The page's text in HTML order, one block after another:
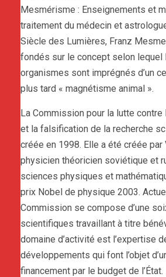
Mesmérisme : Enseignements et
traitement du médecin et
Siècle des Lumières, Franz
fondés sur le concept selon lequel
organismes sont imprégnés d’un
plus tard « magnétisme animal ».
La Commission pour la lutte
et la falsification de la recherche
créée en 1998. Elle a été créée par
physicien théoricien soviétique et
sciences physiques et
prix Nobel de physique 2003.
Commission se compose d’une
scientifiques travaillant à titre
domaine d’activité est l’expertise
développements qui font l’objet
financement par le budget de